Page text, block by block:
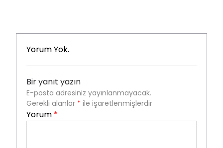
Yorum Yok.
Bir yanıt yazın
E-posta adresiniz yayınlanmayacak.
Gerekli alanlar * ile işaretlenmişlerdir
Yorum *